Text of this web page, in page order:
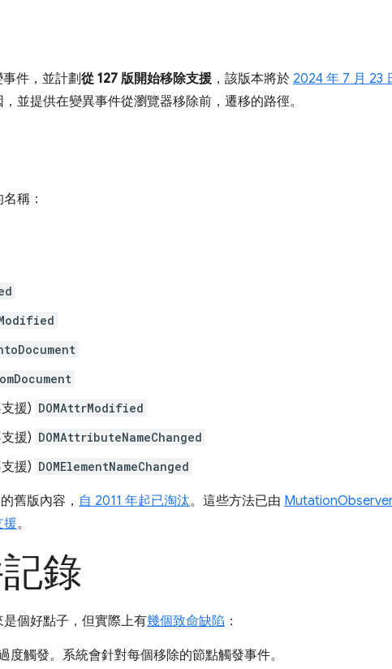
件，並計劃從 127 版開始移除支援 ，該版本將於 2024 年 7 月 23
並提供在變異事件從瀏覽器移除前，遷移的路徑。
稱：
援) DOMAttrModified
援) DOMAttributeNameChanged
援) DOMElementNameChanged
舊版內容， 自 2011 年起已淘汰。這些方法已由
援。
錄
個好點子，但實際上有幾個致命缺陷 ：
度觸發。系統會針對每個移除的節點觸發事件。